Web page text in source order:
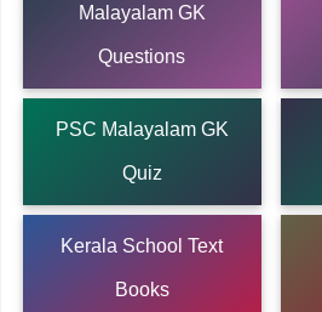
Malayalam GK
Questions
PSC Malayalam GK
Quiz
Kerala School Text
Books